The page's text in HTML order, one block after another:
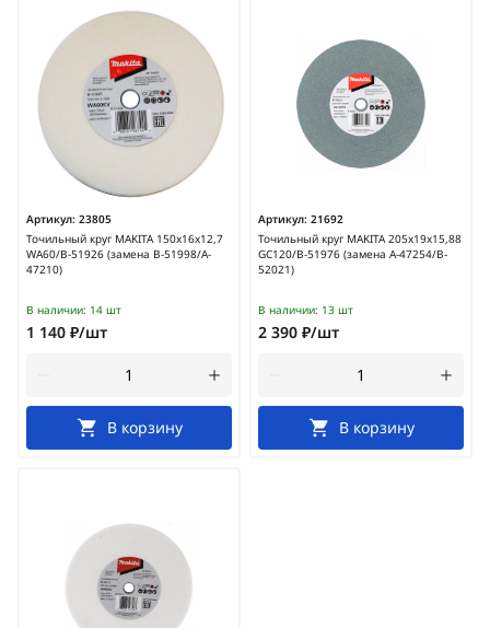
Артикул: 23805
Точильный круг MAKITA 150х16х12,7
WA60/B-51926 (замена B-51998/A-
47210)
В наличии: 14 шт
1 140 ₽/шт
В корзину
Артикул: 21692
Точильный круг MAKITA 205x19x15,88
GC120/B-51976 (замена A-47254/B-
52021)
В наличии: 13 шт
2 390 ₽/шт
В корзину